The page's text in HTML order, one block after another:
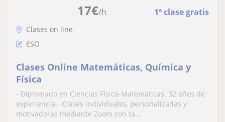
17€/h 1ª clase gratis
Clases on line
ESO
Clases Online Matemáticas, Química y
Física
- Diplomado en Ciencias Físico-Matemáticas. 32 años de
experiencia.- Clases individuales, personalizadas y
motivadoras mediante Zoom con ta...